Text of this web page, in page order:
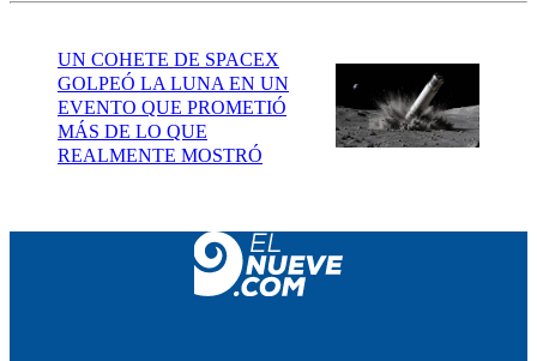
UN COHETE DE SPACEX
GOLPEÓ LA LUNA EN UN
EVENTO QUE PROMETIÓ
MÁS DE LO QUE
REALMENTE MOSTRÓ